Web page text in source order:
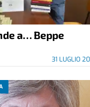
a… Beppe
31 LUGLIO